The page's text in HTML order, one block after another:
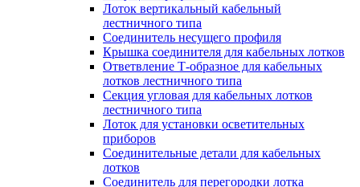
Лоток вертикальный кабельный
лестничного типа
Соединитель несущего профиля
Крышка соединителя для кабельных лотков
Ответвление Т-образное для кабельных
лотков лестничного типа
Секция угловая для кабельных лотков
лестничного типа
Лоток для установки осветительных
приборов
Соединительные детали для кабельных
лотков
Соединитель для перегородки лотка